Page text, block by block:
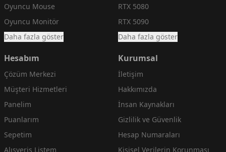
Oyuncu Mouse
Oyuncu Monitör
Daha fazla göster
RTX 5080
RTX 5090
Daha fazla göster
Hesabım
Çözüm Merkezi
Müşteri Hizmetleri
Panelim
Puanlarım
Sepetim
Alışveriş Listem
Kurumsal
İletişim
Hakkımızda
İnsan Kaynakları
Gizlilik ve Güvenlik
Hesap Numaraları
Kişisel Verilerin Korunması